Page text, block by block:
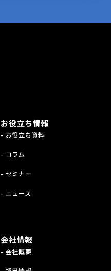
お役立ち情報
- お役立ち資料
- コラム
- セミナー
- ニュース
会社情報
- 会社概要